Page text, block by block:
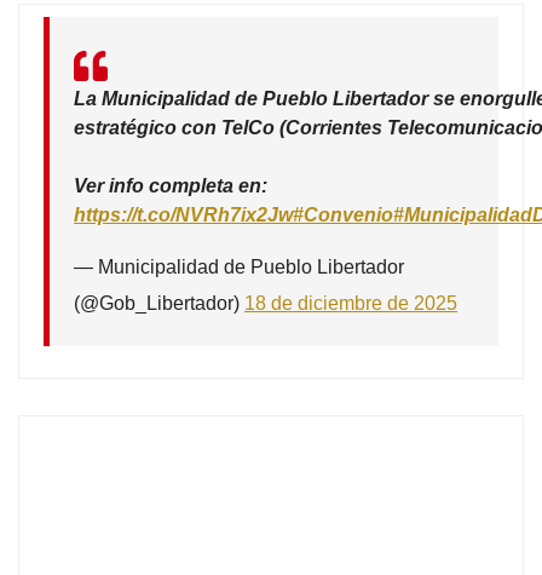
La Municipalidad de Pueblo Libertador se
estratégico con TelCo (Corrientes
Ver info completa en:
https://t.co/NVRh7ix2Jw#Convenio
— Municipalidad de Pueblo Libertador
(@Gob_Libertador) 18 de diciembre de 2025